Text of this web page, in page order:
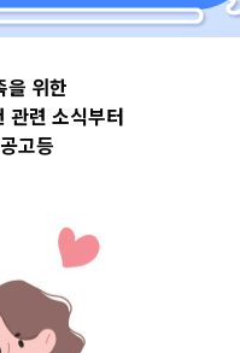
시
간 소
을 위한
관련 소식부터
고등